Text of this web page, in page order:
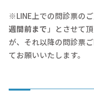
※LINE上での問診票の
週間前まで」とさせて
が、それ以降の問診票
てお願いいたします。